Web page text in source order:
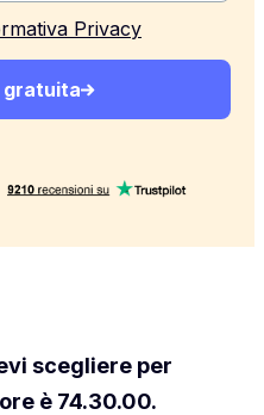
Privacy
gratuita
scegliere per
è 74.30.00.